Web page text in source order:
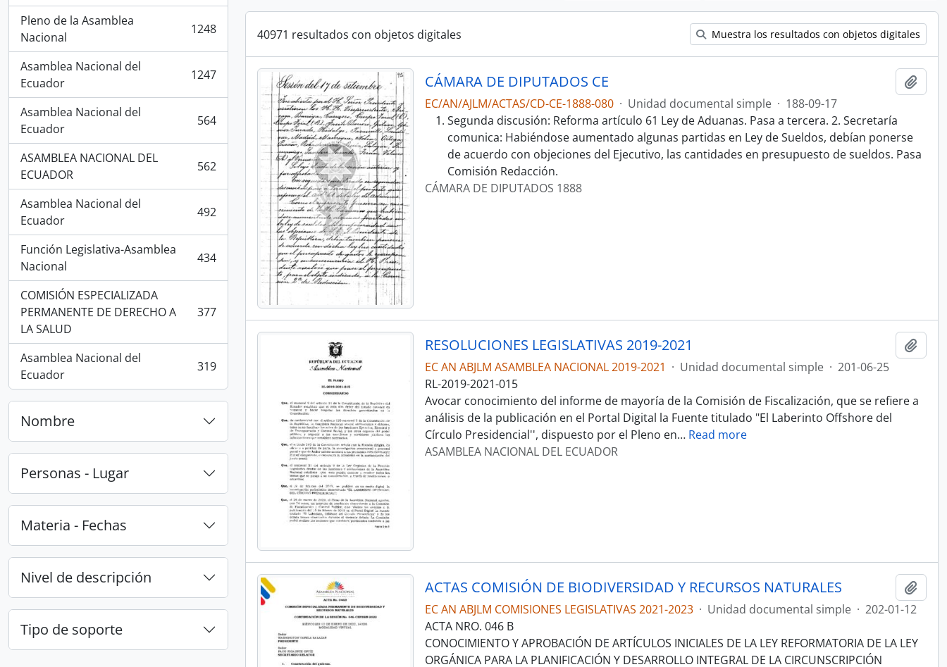
Pleno de la Asamblea
Nacional
, 1248 resultados 1248
Asamblea Nacional del
Ecuador
, 1247 resultados 1247
Asamblea Nacional del
Ecuador
, 564 resultados 564
ASAMBLEA NACIONAL DEL
ECUADOR
, 562 resultados 562
Asamblea Nacional del
Ecuador
, 492 resultados 492
Función Legislativa-Asamblea
Nacional
, 434 resultados 434
COMISIÓN ESPECIALIZADA
PERMANENTE DE DERECHO A
LA SALUD
, 377 resultados 377
Asamblea Nacional del
Ecuador
, 319 resultados 319
Nombre
Personas - Lugar
Materia - Fechas
Nivel de descripción
Tipo de soporte
40971 resultados con objetos digitales Muestra los resultados con objetos digitales
CÁMARA DE DIPUTADOS CE
EC/AN/AJLM/ACTAS/CD-CE-1888-080 · Unidad documental simple · 188-09-17
Segunda discusión: Reforma artículo 61 Ley de Aduanas. Pasa a tercera. 2. Secretaría
comunica: Habiéndose aumentado algunas partidas en Ley de Sueldos, debían ponerse
de acuerdo con objeciones del Ejecutivo, las cantidades en presupuesto de sueldos. Pasa
Comisión Redacción.
CÁMARA DE DIPUTADOS 1888
RESOLUCIONES LEGISLATIVAS 2019-2021
EC AN ABJLM ASAMBLEA NACIONAL 2019-2021 · Unidad documental simple · 201-06-25
RL-2019-2021-015
Avocar conocimiento del informe de mayoría de la Comisión de Fiscalización, que se refiere a
análisis de la publicación en el Portal Digital la Fuente titulado "El Laberinto Offshore del
Círculo Presidencial'', dispuesto por el Pleno en… Read more
ASAMBLEA NACIONAL DEL ECUADOR
ACTAS COMISIÓN DE BIODIVERSIDAD Y RECURSOS NATURALES
EC AN ABJLM COMISIONES LEGISLATIVAS 2021-2023 · Unidad documental simple · 202-01-12
ACTA NRO. 046 B
CONOCIMIENTO Y APROBACIÓN DE ARTÍCULOS INICIALES DE LA LEY REFORMATORIA DE LA LEY
ORGÁNICA PARA LA PLANIFICACIÓN Y DESARROLLO INTEGRAL DE LA CIRCUNSCRIPCIÓN